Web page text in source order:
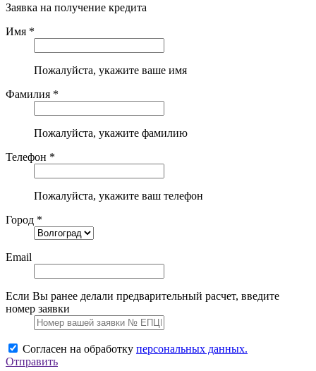
Заявка на получение кредита
Имя *
Пожалуйста, укажите ваше имя
Фамилия *
Пожалуйста, укажите фамилию
Телефон *
Пожалуйста, укажите ваш телефон
Город *
Email
Если Вы ранее делали предварительный расчет, введите
номер заявки
Согласен на обработку персональных данных.
Отправить